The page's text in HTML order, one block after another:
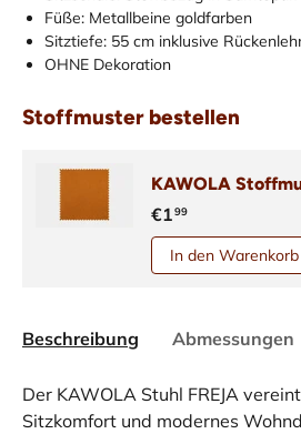
Füße: Metallbeine goldfarben
Sitztiefe: 55 cm inklusive
OHNE Dekoration
Stoffmuster bestellen
KAWOLA
€199
In den Warenkorb
Beschreibung Abmessungen
Der KAWOLA Stuhl FREJA
Sitzkomfort und modernes